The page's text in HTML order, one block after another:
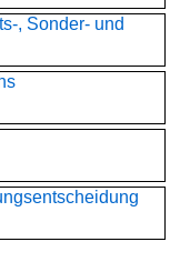
, Sonder- und